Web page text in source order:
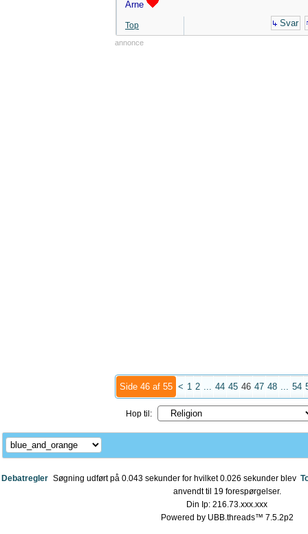
Arne
Top Svar
annonce
Side 46 af 55 < 1 2 ... 44 45 46 47 48 ... 54
Hop til:
Debatregler Søgning udført på 0.043 sekunder for hvilket 0.026 sekunder blev
anvendt til 19 forespørgelser.
Din Ip: 216.73.xxx.xxx
Powered by UBB.threads™ 7.5.2p2